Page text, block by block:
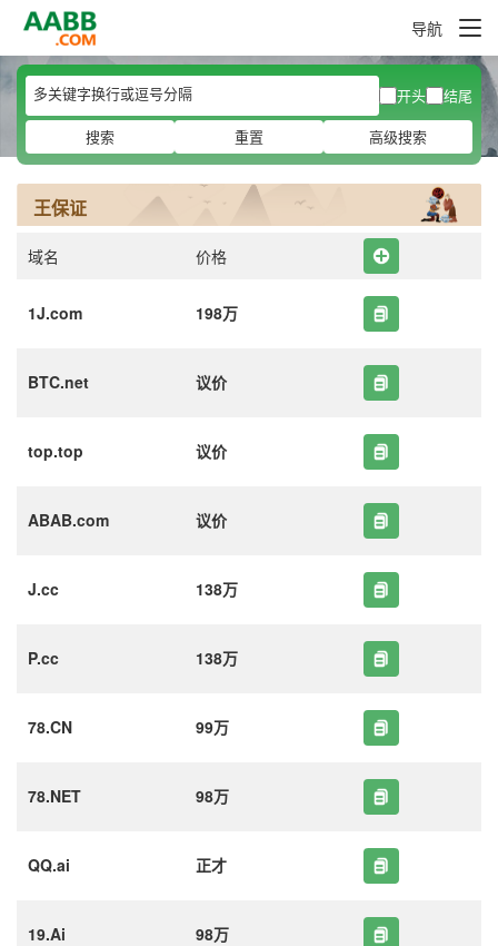
导航
开头
结尾
搜索
重置 高级搜索
王保证
域名 价格
1J.com 198万
BTC.net 议价
top.top 议价
ABAB.com 议价
J.cc 138万
P.cc 138万
78.CN 99万
78.NET 98万
QQ.ai 正才
19.Ai 98万